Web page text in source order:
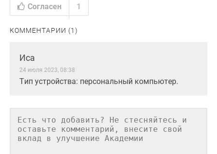
Согласен 1
КОММЕНТАРИИ (1)
Иса
24 июля 2023, 08:38
Тип устройства: персональный компьютер.